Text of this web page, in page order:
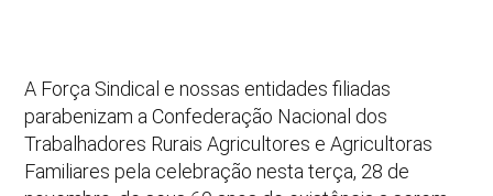
A Força Sindical e nossas entidades filiadas
parabenizam a Confederação Nacional dos
Trabalhadores Rurais Agricultores e Agricultoras
Familiares pela celebração nesta terça, 28 de